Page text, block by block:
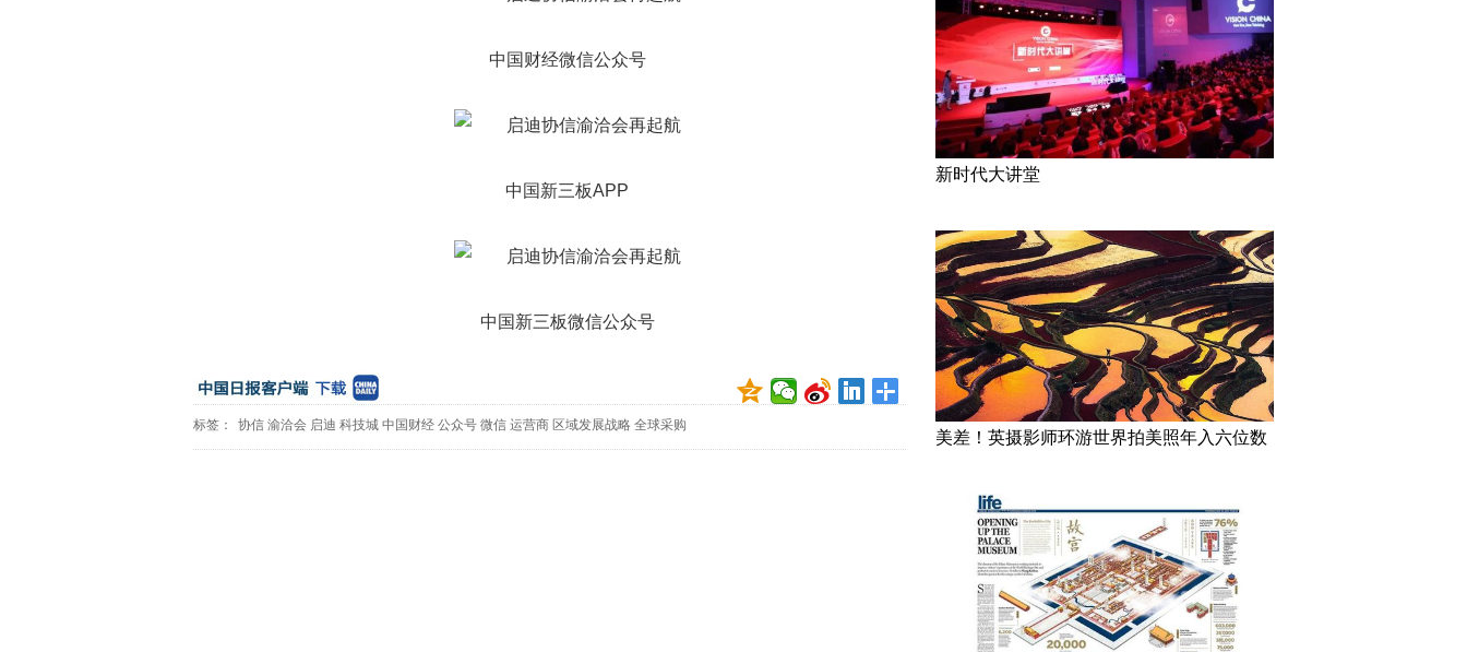
中国财经微信公众号
中国新三板APP
中国新三板微信公众号
标签： 协信 渝洽会 启迪 科技城 中国财经 公众号 微信 运营商 区域发展战略 全球采购
新时代大讲堂
美差！英摄影师环游世界拍美照年入六位数